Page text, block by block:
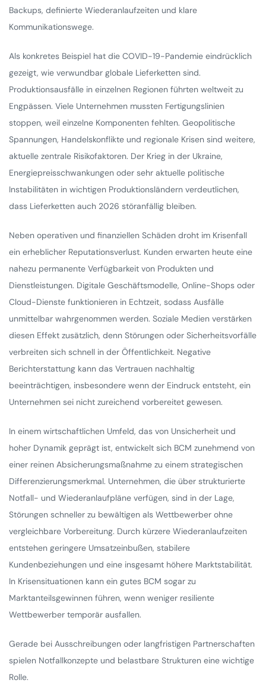
Backups, definierte Wiederanlaufzeiten und klare
Kommunikationswege.
Als konkretes Beispiel hat die COVID-19-Pandemie eindrücklich
gezeigt, wie verwundbar globale Lieferketten sind.
Produktionsausfälle in einzelnen Regionen führten weltweit zu
Engpässen. Viele Unternehmen mussten Fertigungslinien
stoppen, weil einzelne Komponenten fehlten. Geopolitische
Spannungen, Handelskonflikte und regionale Krisen sind weitere,
aktuelle zentrale Risikofaktoren. Der Krieg in der Ukraine,
Energiepreisschwankungen oder sehr aktuelle politische
Instabilitäten in wichtigen Produktionsländern verdeutlichen,
dass Lieferketten auch 2026 störanfällig bleiben.
Neben operativen und finanziellen Schäden droht im Krisenfall
ein erheblicher Reputationsverlust. Kunden erwarten heute eine
nahezu permanente Verfügbarkeit von Produkten und
Dienstleistungen. Digitale Geschäftsmodelle, Online-Shops oder
Cloud-Dienste funktionieren in Echtzeit, sodass Ausfälle
unmittelbar wahrgenommen werden. Soziale Medien verstärken
diesen Effekt zusätzlich, denn Störungen oder Sicherheitsvorfälle
verbreiten sich schnell in der Öffentlichkeit. Negative
Berichterstattung kann das Vertrauen nachhaltig
beeinträchtigen, insbesondere wenn der Eindruck entsteht, ein
Unternehmen sei nicht zureichend vorbereitet gewesen.
In einem wirtschaftlichen Umfeld, das von Unsicherheit und
hoher Dynamik geprägt ist, entwickelt sich BCM zunehmend von
einer reinen Absicherungsmaßnahme zu einem strategischen
Differenzierungsmerkmal. Unternehmen, die über strukturierte
Notfall- und Wiederanlaufpläne verfügen, sind in der Lage,
Störungen schneller zu bewältigen als Wettbewerber ohne
vergleichbare Vorbereitung. Durch kürzere Wiederanlaufzeiten
entstehen geringere Umsatzeinbußen, stabilere
Kundenbeziehungen und eine insgesamt höhere Marktstabilität.
In Krisensituationen kann ein gutes BCM sogar zu
Marktanteilsgewinnen führen, wenn weniger resiliente
Wettbewerber temporär ausfallen.
Gerade bei Ausschreibungen oder langfristigen Partnerschaften
spielen Notfallkonzepte und belastbare Strukturen eine wichtige
Rolle.